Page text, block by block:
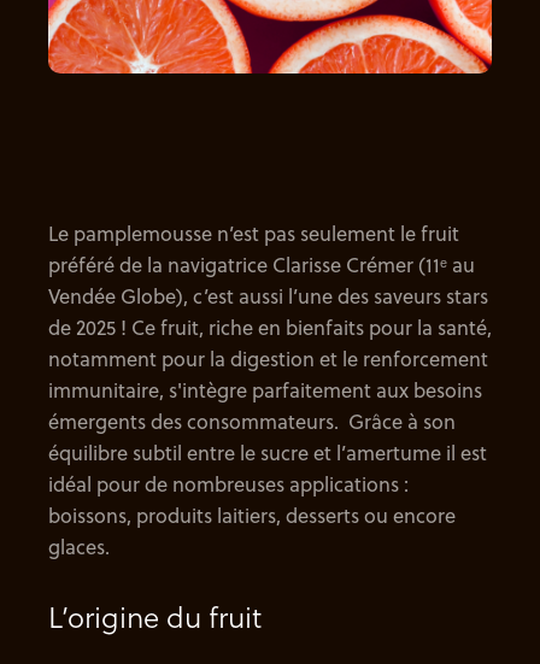
Le pamplemousse n’est pas seulement le fruit
préféré de la navigatrice Clarisse Crémer (11ᵉ au
Vendée Globe), c’est aussi l’une des saveurs stars
de 2025 ! Ce fruit, riche en bienfaits pour la santé,
notamment pour la digestion et le renforcement
immunitaire, s'intègre parfaitement aux besoins
émergents des consommateurs. Grâce à son
équilibre subtil entre le sucre et l’amertume il est
idéal pour de nombreuses applications :
boissons, produits laitiers, desserts ou encore
glaces.
L’origine du fruit